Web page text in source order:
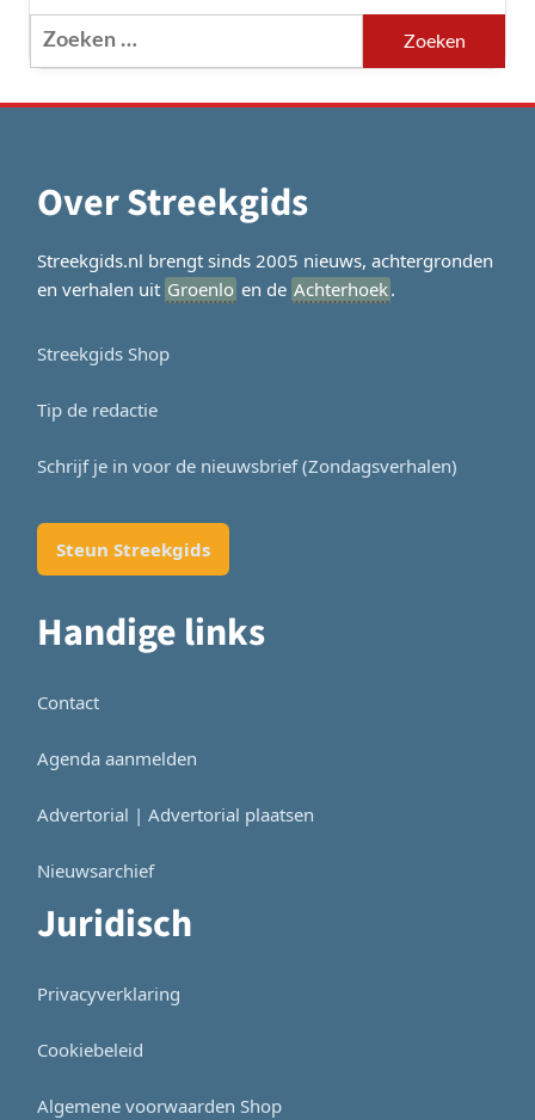
Zoeken
naar:
Over Streekgids
Streekgids.nl brengt sinds 2005 nieuws, achtergronden
en verhalen uit Groenlo en de Achterhoek.
Streekgids Shop
Tip de redactie
Schrijf je in voor de nieuwsbrief (Zondagsverhalen)
Steun Streekgids
Handige links
Contact
Agenda aanmelden
Advertorial | Advertorial plaatsen
Nieuwsarchief
Juridisch
Privacyverklaring
Cookiebeleid
Algemene voorwaarden Shop